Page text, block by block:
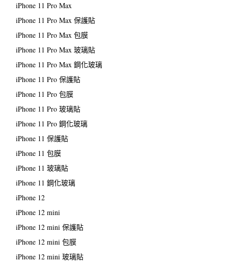
iPhone 11 Pro Max
iPhone 11 Pro Max 保護貼
iPhone 11 Pro Max 包膜
iPhone 11 Pro Max 玻璃貼
iPhone 11 Pro Max 鋼化玻璃
iPhone 11 Pro 保護貼
iPhone 11 Pro 包膜
iPhone 11 Pro 玻璃貼
iPhone 11 Pro 鋼化玻璃
iPhone 11 保護貼
iPhone 11 包膜
iPhone 11 玻璃貼
iPhone 11 鋼化玻璃
iPhone 12
iPhone 12 mini
iPhone 12 mini 保護貼
iPhone 12 mini 包膜
iPhone 12 mini 玻璃貼